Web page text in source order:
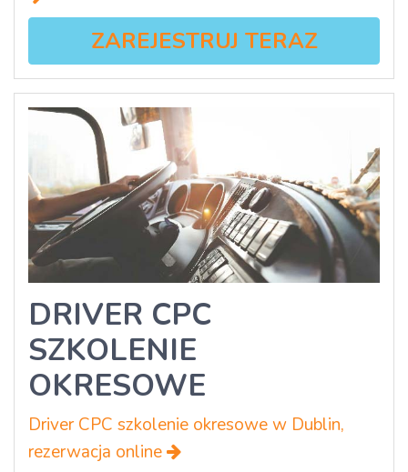
ZAREJESTRUJ TERAZ
DRIVER CPC
SZKOLENIE
OKRESOWE
Driver CPC szkolenie okresowe w Dublin,
rezerwacja online